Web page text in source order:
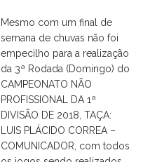
Mesmo com um final de
semana de chuvas não foi
empecilho para a realização
da 3ª Rodada (Domingo) do
CAMPEONATO NÃO
PROFISSIONAL DA 1ª
DIVISÃO DE 2018, TAÇA:
LUIS PLÁCIDO CORREA –
COMUNICADOR, com todos